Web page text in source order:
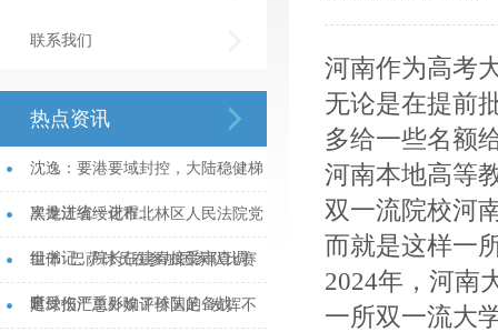
联系我们
热点资讯
沈逸：要港要域封控，大陆稳健梯
次推进统一进程...
黑龙江省绥化市北林区人民法院党
组书记、院长任建春接受审查调
查...
世体: 巴萨球员在参加国家队比赛
时受伤严重影响了球队的备战...
足球报汇总外媒评价国足: 发挥不
河南作为高考
无论是在提前
多给一些名额
河南本地高等
双一流院校河
而就是这样一
2024年，河南
一所双一流大